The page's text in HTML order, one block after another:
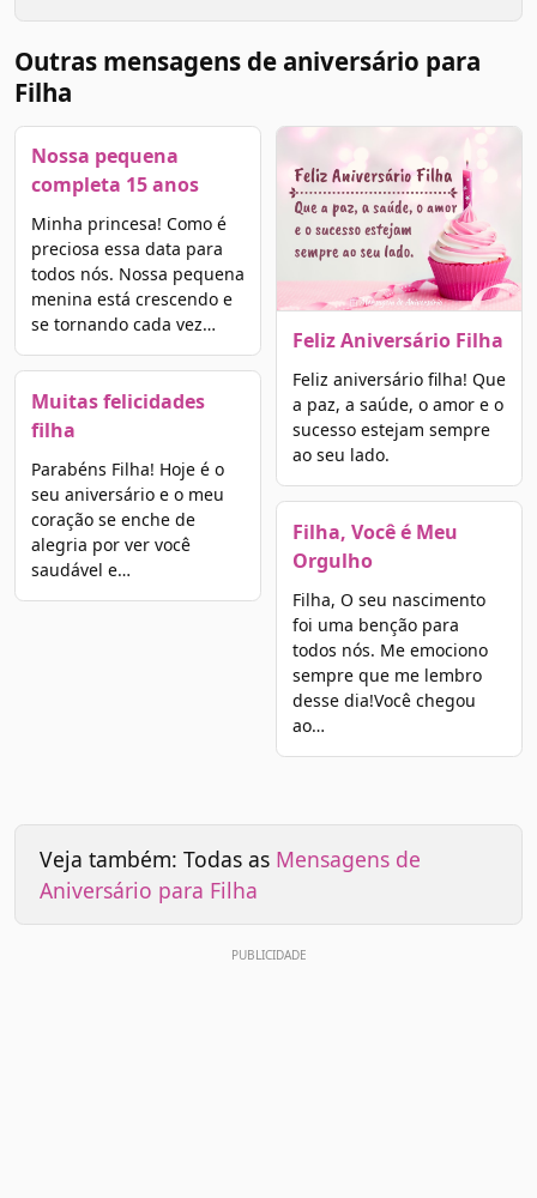
Outras mensagens de aniversário para
Filha
Nossa pequena
completa 15 anos
Minha princesa! Como é
preciosa essa data para
todos nós. Nossa pequena
menina está crescendo e
se tornando cada vez…
Muitas felicidades
filha
Parabéns Filha! Hoje é o
seu aniversário e o meu
coração se enche de
alegria por ver você
saudável e…
Feliz Aniversário Filha
Feliz aniversário filha! Que
a paz, a saúde, o amor e o
sucesso estejam sempre
ao seu lado.
Filha, Você é Meu
Orgulho
Filha, O seu nascimento
foi uma benção para
todos nós. Me emociono
sempre que me lembro
desse dia!Você chegou
ao…
Veja também: Todas as Mensagens de
Aniversário para Filha